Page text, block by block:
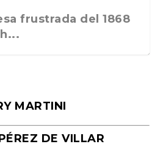
frustrada del 1868
MARTINI
DE VILLAR